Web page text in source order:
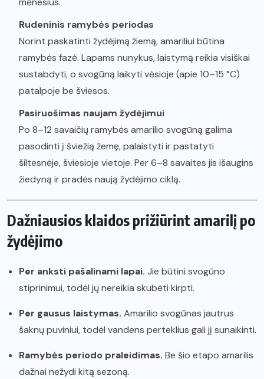
Rudeninis ramybės periodas
Norint paskatinti žydėjimą žiemą, amariliui būtina
ramybės fazė. Lapams nunykus, laistymą reikia visiškai
sustabdyti, o svogūną laikyti vėsioje (apie 10–15 °C)
patalpoje be šviesos.
Pasiruošimas naujam žydėjimui
Po 8–12 savaičių ramybės amarilio svogūną galima
pasodinti į šviežią žemę, palaistyti ir pastatyti
šiltesnėje, šviesioje vietoje. Per 6–8 savaites jis išaugins
žiedyną ir pradės naują žydėjimo ciklą.
Dažniausios klaidos prižiūrint amarilį po
žydėjimo
Per anksti pašalinami lapai. Jie būtini svogūno
stiprinimui, todėl jų nereikia skubėti kirpti.
Per gausus laistymas. Amarilio svogūnas jautrus
šaknų puviniui, todėl vandens perteklius gali jį sunaikinti.
Ramybės periodo praleidimas. Be šio etapo amarilis
dažnai nežydi kitą sezoną.